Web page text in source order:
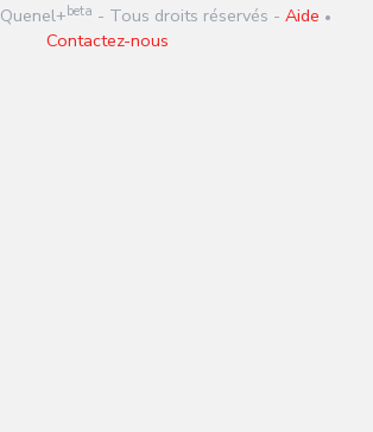
Quenel+ beta - Tous droits réservés - Aide •
Contactez-nous